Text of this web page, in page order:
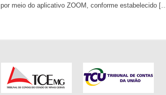
por meio do aplicativo ZOOM, conforme estabelecido